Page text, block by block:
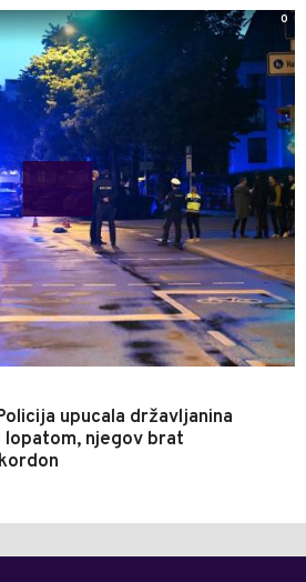
upucala državljanina
lopatom, njegov brat
0